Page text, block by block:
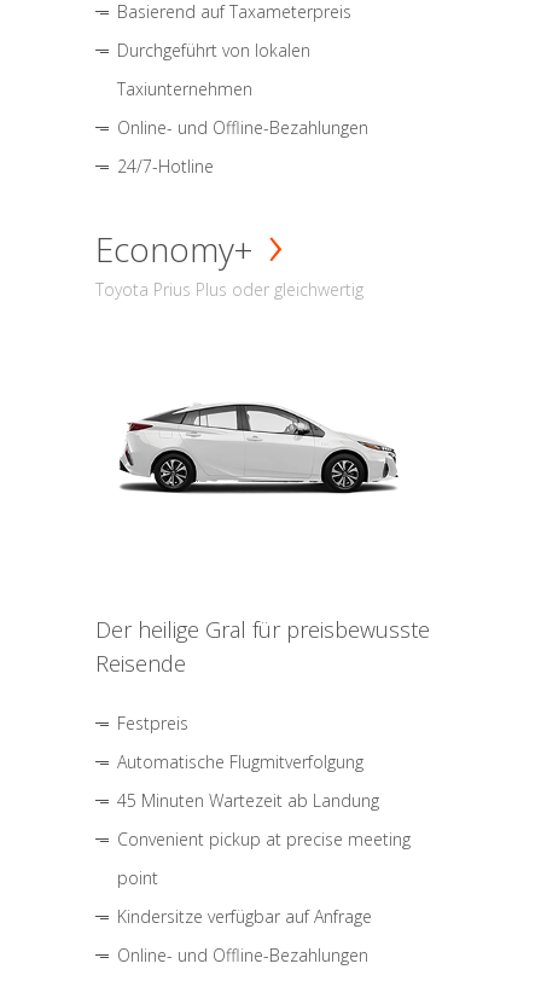
Basierend auf Taxameterpreis
Durchgeführt von lokalen
Taxiunternehmen
Online- und Offline-Bezahlungen
24/7-Hotline
Economy+
Toyota Prius Plus oder gleichwertig
Der heilige Gral für preisbewusste
Reisende
Festpreis
Automatische Flugmitverfolgung
45 Minuten Wartezeit ab Landung
Convenient pickup at precise meeting
point
Kindersitze verfügbar auf Anfrage
Online- und Offline-Bezahlungen